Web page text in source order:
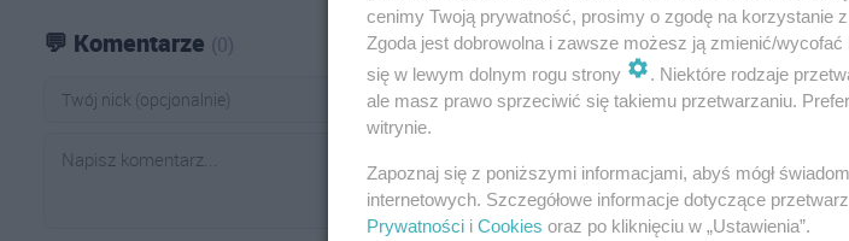
💬 Komentarze (0)
cenimy Twoją prywatność, prosimy o zgodę na korzystanie
Zgoda jest dobrowolna i zawsze możesz ją zmienić/
się w lewym dolnym rogu strony
. Niektóre rodzaje
ale masz prawo sprzeciwić się takiemu przetwarzaniu.
witrynie.
Zapoznaj się z poniższymi informacjami, abyś mógł
internetowych. Szczegółowe informacje dotyczące
Prywatności i Cookies oraz po kliknięciu w „Ustawienia”.